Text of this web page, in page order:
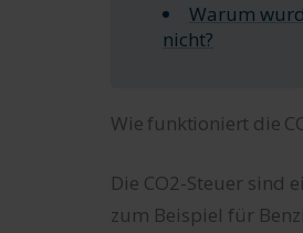
Warum
nicht?
Wie funktioniert die
Die CO2-Steuer sind
zum Beispiel für